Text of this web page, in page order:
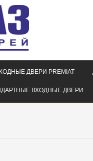
ДВЕРИ PREMIAT
ВХОДНЫЕ ДВЕРИ